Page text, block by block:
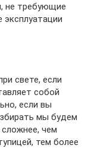
не требующие
эксплуатации
свете, если
собой
если вы
мы будем
чем
тем более